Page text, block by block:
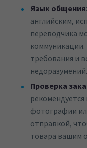
Язык общения
английским,
переводчика
коммуникации.
требования и
недоразумений.
Проверка
фотографии
отправкой,
товара вашим